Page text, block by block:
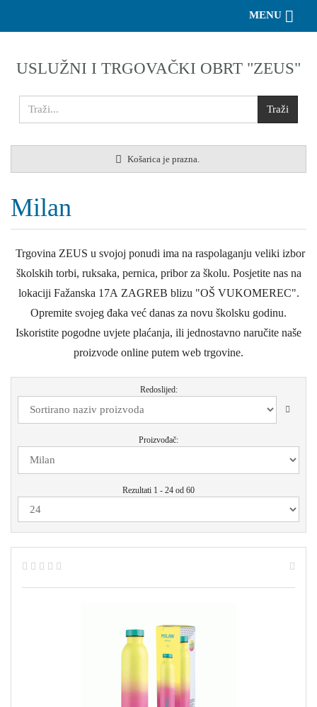
USLUŽNI I TRGOVAČKI OBRT "ZEUS"
Košarica je prazna.
MENU
Milan
Trgovina ZEUS u svojoj ponudi ima na raspolaganju veliki izbor
školskih torbi, ruksaka, pernica, pribor za školu. Posjetite nas na
lokaciji Fažanska 17A ZAGREB blizu "OŠ VUKOMEREC".
Opremite svojeg đaka već danas za novu školsku godinu.
Iskoristite pogodne uvjete plaćanja, ili jednostavno naručite naše
proizvode online putem web trgovine.
Redoslijed:
Proizvođač:
Rezultati 1 - 24 od 60